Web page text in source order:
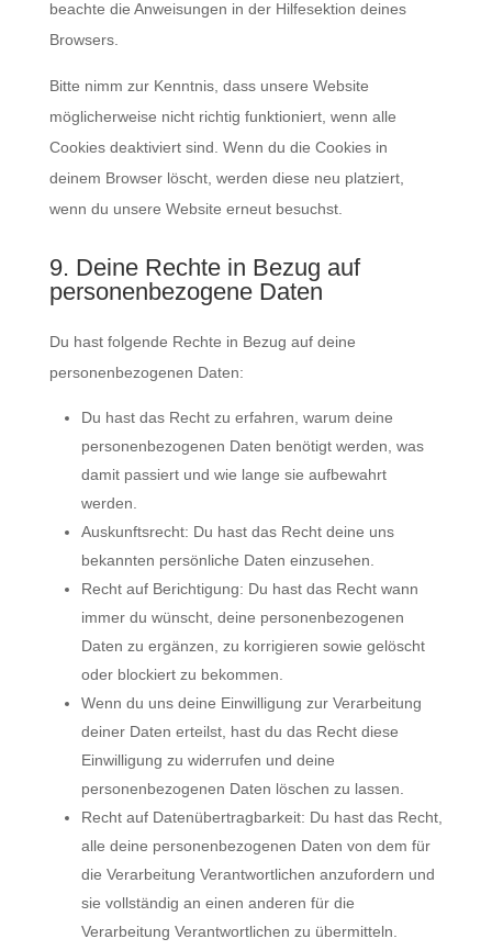
beachte die Anweisungen in der Hilfesektion deines
Browsers.
Bitte nimm zur Kenntnis, dass unsere Website
möglicherweise nicht richtig funktioniert, wenn alle
Cookies deaktiviert sind. Wenn du die Cookies in
deinem Browser löscht, werden diese neu platziert,
wenn du unsere Website erneut besuchst.
9. Deine Rechte in Bezug auf
personenbezogene Daten
Du hast folgende Rechte in Bezug auf deine
personenbezogenen Daten:
Du hast das Recht zu erfahren, warum deine
personenbezogenen Daten benötigt werden, was
damit passiert und wie lange sie aufbewahrt
werden.
Auskunftsrecht: Du hast das Recht deine uns
bekannten persönliche Daten einzusehen.
Recht auf Berichtigung: Du hast das Recht wann
immer du wünscht, deine personenbezogenen
Daten zu ergänzen, zu korrigieren sowie gelöscht
oder blockiert zu bekommen.
Wenn du uns deine Einwilligung zur Verarbeitung
deiner Daten erteilst, hast du das Recht diese
Einwilligung zu widerrufen und deine
personenbezogenen Daten löschen zu lassen.
Recht auf Datenübertragbarkeit: Du hast das Recht,
alle deine personenbezogenen Daten von dem für
die Verarbeitung Verantwortlichen anzufordern und
sie vollständig an einen anderen für die
Verarbeitung Verantwortlichen zu übermitteln.